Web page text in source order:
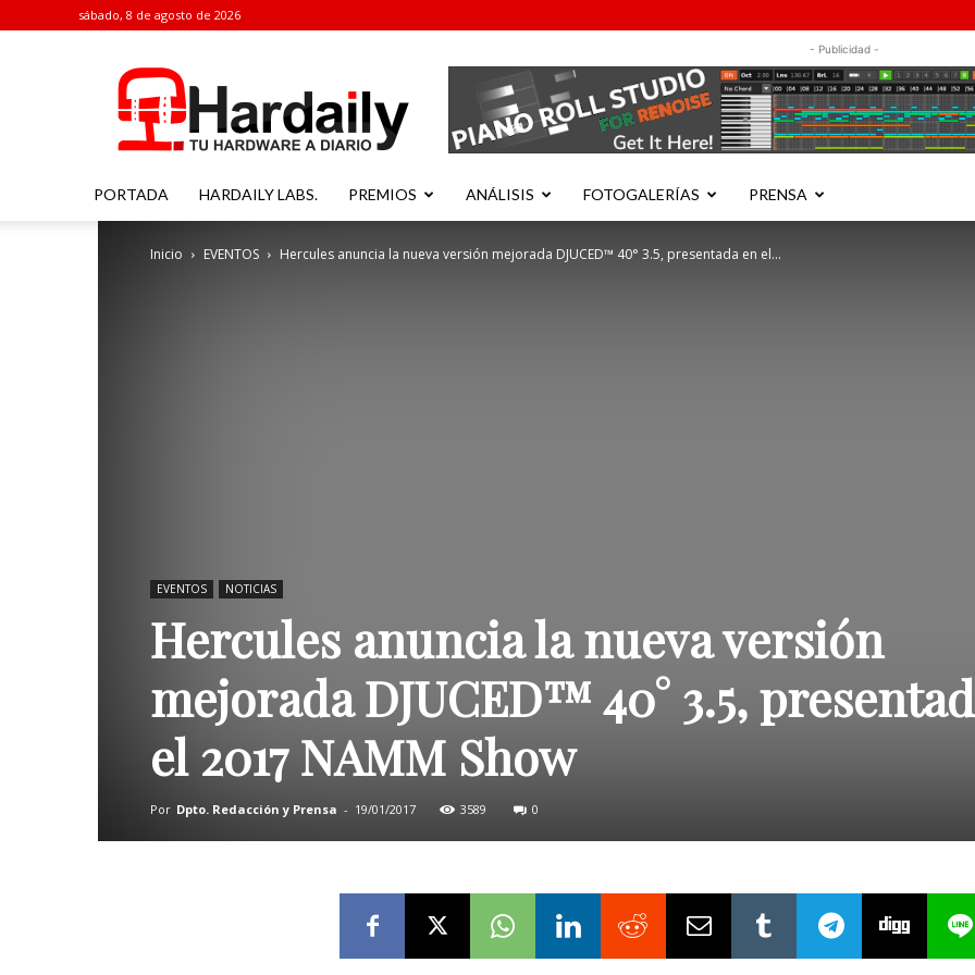
sábado, 8 de agosto de 2026
- Publicidad -
PORTADA HARDAILY LABS. PREMIOS ANÁLISIS FOTOGALERÍAS PRENSA
Inicio EVENTOS Hercules anuncia la nueva versión mejorada DJUCED™ 40° 3.5, presentada en el...
EVENTOS NOTICIAS
Hercules anuncia la nueva versión
mejorada DJUCED™ 40° 3.5,
el 2017 NAMM Show
Por Dpto. Redacción y Prensa - 19/01/2017 3589 0